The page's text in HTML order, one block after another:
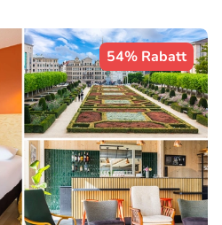
54% Rabatt